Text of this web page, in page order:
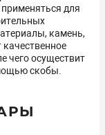
для
камень,
чего осуществит
скобы.